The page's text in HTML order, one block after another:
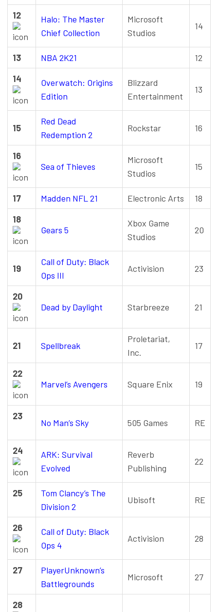
12
Halo: The Master
Chief Collection
Microsoft
Studios
14
13 NBA 2K21
12
14
Overwatch: Origins
Edition
Blizzard
Entertainment
13
15
Red Dead
Redemption 2
Rockstar 16
16
Sea of Thieves
Microsoft
Studios
15
17 Madden NFL 21 Electronic Arts
18
18
Gears 5
Xbox Game
Studios
20
19
Call of Duty: Black
Ops III
Activision 23
20
Dead by Daylight
Starbreeze 21
21 Spellbreak
Proletariat,
Inc.
17
22
Marvel’s Avengers
Square Enix 19
23
No Man’s Sky 505 Games RE
24
ARK: Survival
Evolved
Reverb
Publishing
22
25
Tom Clancy’s The
Division 2
Ubisoft RE
26
Call of Duty: Black
Ops 4
Activision 28
27
PlayerUnknown’s
Battlegrounds
Microsoft 27
28